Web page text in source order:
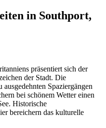
in Southport,
präsentiert sich der
der Stadt. Die
Spaziergängen
bei schönem Wetter einen
Historische
bereichern das kulturelle